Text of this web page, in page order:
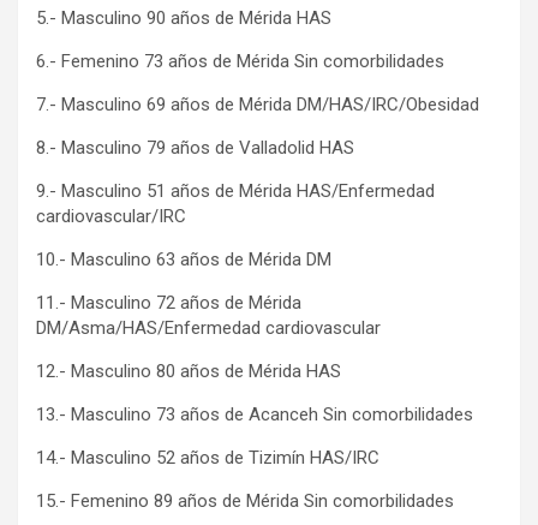
5.- Masculino 90 años de Mérida HAS
6.- Femenino 73 años de Mérida Sin comorbilidades
7.- Masculino 69 años de Mérida DM/HAS/IRC/Obesidad
8.- Masculino 79 años de Valladolid HAS
9.- Masculino 51 años de Mérida HAS/Enfermedad
cardiovascular/IRC
10.- Masculino 63 años de Mérida DM
11.- Masculino 72 años de Mérida
DM/Asma/HAS/Enfermedad cardiovascular
12.- Masculino 80 años de Mérida HAS
13.- Masculino 73 años de Acanceh Sin comorbilidades
14.- Masculino 52 años de Tizimín HAS/IRC
15.- Femenino 89 años de Mérida Sin comorbilidades